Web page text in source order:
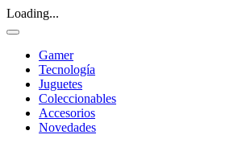
Loading...
Gamer
Tecnología
Juguetes
Coleccionables
Accesorios
Novedades